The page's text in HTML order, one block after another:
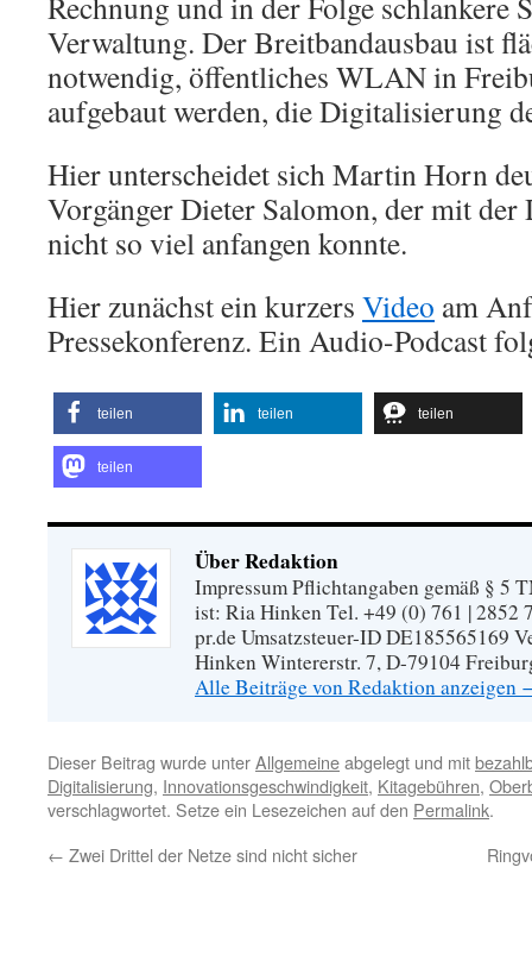
Verwaltung. Der Breitbandausbau ist
notwendig, öffentliches WLAN in
aufgebaut werden, die Digitalisierung
Hier unterscheidet sich Martin Horn
Vorgänger Dieter Salomon, der mit
nicht so viel anfangen konnte.
Hier zunächst ein kurzers Video am
Pressekonferenz. Ein Audio-Podcast
teilen teilen teilen
teilen
Über Redaktion
Impressum Pflichtangaben gemäß § 5
ist: Ria Hinken Tel. +49 (0) 761 | 2852
pr.de Umsatzsteuer-ID DE185565169
Hinken Wintererstr. 7, D-79104
Alle Beiträge von Redaktion anzeigen
Dieser Beitrag wurde unterAllgemeineabgelegt und mit
Digitalisierung, Innovationsgeschwindigkeit, Kitagebühren,
verschlagwortet. Setze ein Lesezeichen auf den Permalink.
← Zwei Drittel der Netze sind nicht sicher